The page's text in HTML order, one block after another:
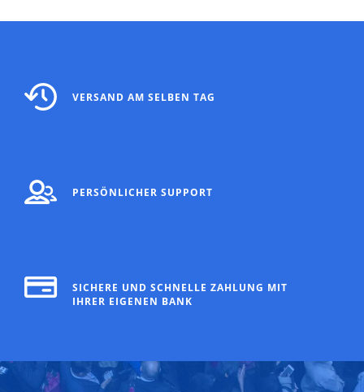
VERSAND AM SELBEN TAG
PERSÖNLICHER SUPPORT
SICHERE UND SCHNELLE ZAHLUNG MIT
IHRER EIGENEN BANK